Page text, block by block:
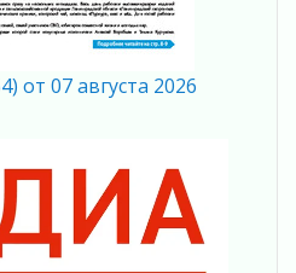
объединений
пространства
от 07 августа 2026